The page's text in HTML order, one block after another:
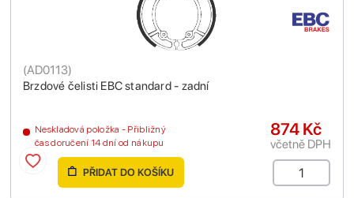
Brzdové čelisti EBC standard - zadní
(AD0113)
Neskladová položka - Přibližný
čas doručení 14 dní od nákupu
874 Kč
včetně DPH
PŘIDAT DO KOŠÍKU